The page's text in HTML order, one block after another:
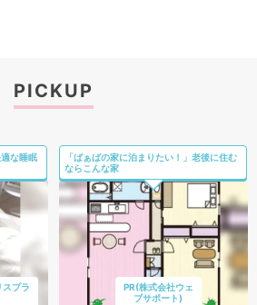
PICKUP
な睡眠
スプラ
「ばぁばの家に泊まりたい！」老後に住む
ならこんな家
PR(株式会社ウェ
ブサポート)